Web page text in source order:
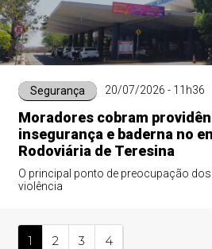
Segurança 20/07/2026 - 11h36
Moradores cobram
insegurança e baderna no
Rodoviária de Teresina
O principal ponto de preocupação
violência
1 2 3 4